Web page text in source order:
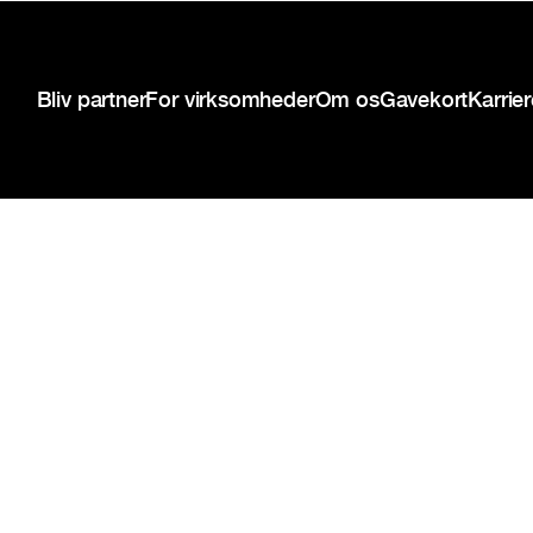
Bliv partnerFor virksomhederOm osGavekort